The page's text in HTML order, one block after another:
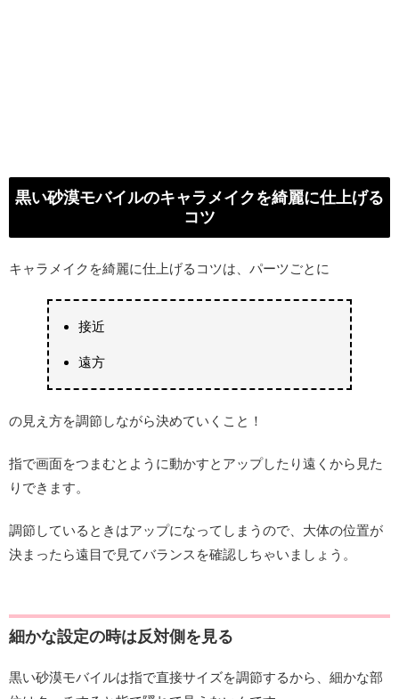
黒い砂漠モバイルのキャラメイクを綺麗に仕上げる
コツ
キャラメイクを綺麗に仕上げるコツは、パーツごとに
接近
遠方
の見え方を調節しながら決めていくこと！
指で画面をつまむとように動かすとアップしたり遠くから見た
りできます。
調節しているときはアップになってしまうので、大体の位置が
決まったら遠目で見てバランスを確認しちゃいましょう。
細かな設定の時は反対側を見る
黒い砂漠モバイルは指で直接サイズを調節するから、細かな部